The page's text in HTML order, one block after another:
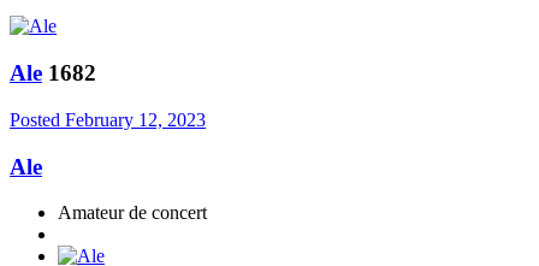
Ale 1682
Posted February 12, 2023
Ale
Amateur de concert